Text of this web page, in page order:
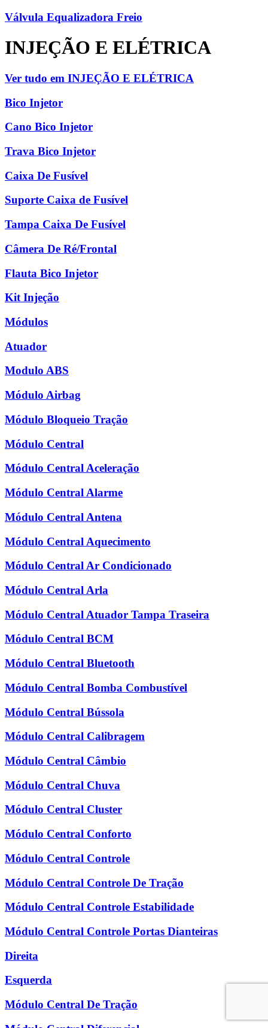
Válvula Equalizadora Freio
INJEÇÃO E ELÉTRICA
Ver tudo em INJEÇÃO E ELÉTRICA
Bico Injetor
Cano Bico Injetor
Trava Bico Injetor
Caixa De Fusível
Suporte Caixa de Fusível
Tampa Caixa De Fusível
Câmera De Ré/Frontal
Flauta Bico Injetor
Kit Injeção
Módulos
Atuador
Modulo ABS
Módulo Airbag
Módulo Bloqueio Tração
Módulo Central
Módulo Central Aceleração
Módulo Central Alarme
Módulo Central Antena
Módulo Central Aquecimento
Módulo Central Ar Condicionado
Módulo Central Arla
Módulo Central Atuador Tampa Traseira
Módulo Central BCM
Módulo Central Bluetooth
Módulo Central Bomba Combustível
Módulo Central Bússola
Módulo Central Calibragem
Módulo Central Câmbio
Módulo Central Chuva
Módulo Central Cluster
Módulo Central Conforto
Módulo Central Controle
Módulo Central Controle De Tração
Módulo Central Controle Estabilidade
Módulo Central Controle Portas Dianteiras
Direita
Esquerda
Módulo Central De Tração